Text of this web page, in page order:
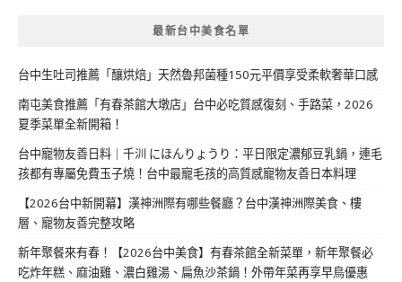
最新台中美食名單
台中生吐司推薦「釀烘焙」天然魯邦菌種150元平價享受柔軟奢華口感
南屯美食推薦「有春茶館大墩店」台中必吃質感復刻、手路菜，2026
夏季菜單全新開箱！
台中寵物友善日料｜千汌 にほんりょうり：平日限定濃郁豆乳鍋，連毛
孩都有專屬免費玉子燒！台中最寵毛孩的高質感寵物友善日本料理
【2026台中新開幕】漢神洲際有哪些餐廳？台中漢神洲際美食、樓
層、寵物友善完整攻略
新年聚餐來有春！【2026台中美食】有春茶館全新菜單，新年聚餐必
吃炸年糕、麻油雞、濃白雞湯、扁魚沙茶鍋！外帶年菜再享早鳥優惠